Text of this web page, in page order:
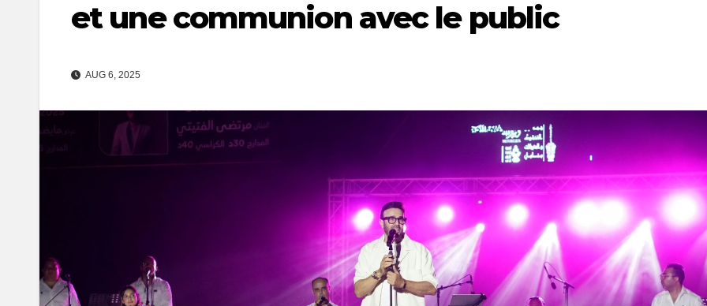
et une communion avec le public
AUG 6, 2025